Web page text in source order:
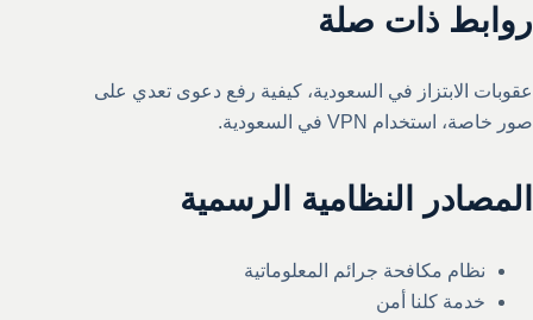
روابط ذات صلة
عقوبات الابتزاز في السعودية، كيفية رفع دعوى تعدي على
صور خاصة، استخدام VPN في السعودية .
المصادر النظامية الرسمية
نظام مكافحة جرائم المعلوماتية
خدمة كلنا أمن